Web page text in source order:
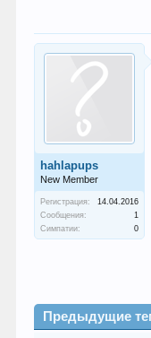
hahlapups
New Member
Регистрация:
14.04.2016
Сообщения:
1
Симпатии:
0
Предыдущие